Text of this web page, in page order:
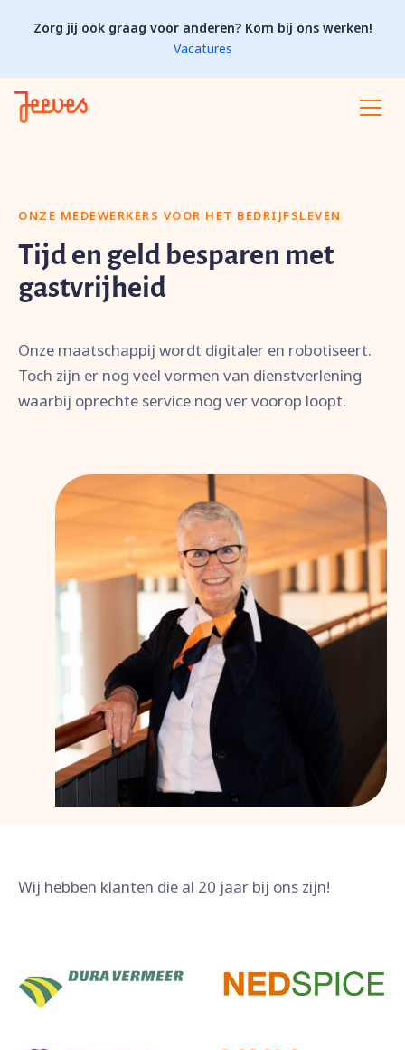
Zorg jij ook graag voor anderen? Kom bij ons werken!
Vacatures
ONZE MEDEWERKERS VOOR HET BEDRIJFSLEVEN
Tijd en geld besparen met
gastvrijheid
Onze maatschappij wordt digitaler en robotiseert.
Toch zijn er nog veel vormen van dienstverlening
waarbij oprechte service nog ver voorop loopt.
Wij hebben klanten die al 20 jaar bij ons zijn!